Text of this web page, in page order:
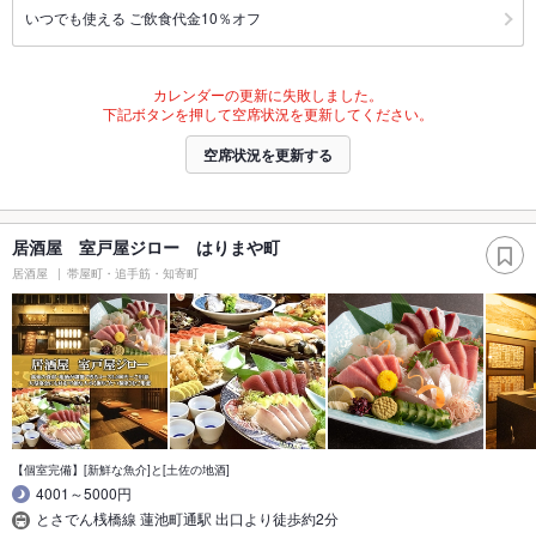
いつでも使える ご飲食代金10％オフ
カレンダーの更新に失敗しました。
下記ボタンを押して空席状況を更新してください。
空席状況を更新する
居酒屋 室戸屋ジロー はりまや町
居酒屋 帯屋町・追手筋・知寄町
【個室完備】[新鮮な魚介]と[土佐の地酒]
4001～5000円
とさでん桟橋線 蓮池町通駅 出口より徒歩約2分